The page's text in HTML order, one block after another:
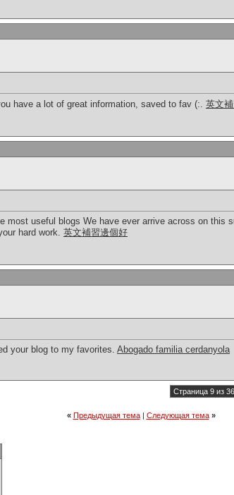
have a lot of great information, saved to fav (:. 英文
most useful blogs We have ever arrive across on
hard work. 英文補習邊個好
your blog to my favorites. Abogado familia cerdanyola
Страница 9 из 36
« Предыдущая тема| Следующая тема »